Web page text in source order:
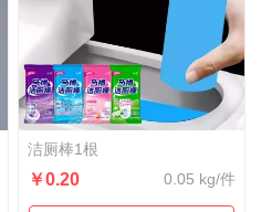
洁厕棒1根
￥0.20 0.05 kg/件